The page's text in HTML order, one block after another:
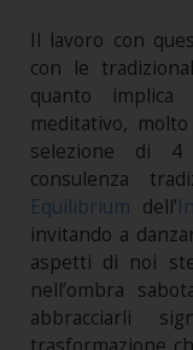
Il lavoro con
con le
quanto
meditativo,
selezione di 4
consulenza
Equilibrium dell’
invitando a
aspetti di noi
nell’ombra
abbracciarli